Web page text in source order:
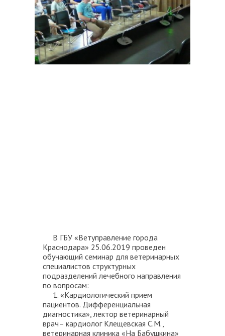
В ГБУ «Ветуправление города
Краснодара» 25.06.2019 проведен
обучающий семинар для ветеринарных
специалистов структурных
подразделений лечебного направления
по вопросам:
1. «Кардиологический прием
пациентов. Дифференциальная
диагностика», лектор ветеринарный
врач– кардиолог Клещевская С.М.,
ветеринарная клиника «На Бабушкина»